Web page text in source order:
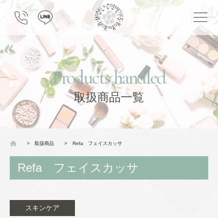
Products handled
取扱商品一覧
> 取扱商品 > Refa フェイスカッサ
Refa フェイスカッサ
スキンケア